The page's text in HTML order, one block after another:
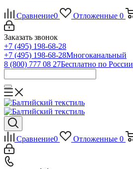
Сравнение0 Отложенные 0
Заказать звонок
+7 (495) 198-68-28
+7 (495) 198-68-28Многоканальный
8 (800) 777 08 27Бесплатно по России
Сравнение0 Отложенные 0